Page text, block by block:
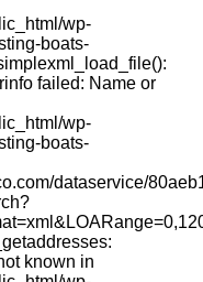
wp-
boats-
failed: Name or
wp-
boats-
dataservice/
known in